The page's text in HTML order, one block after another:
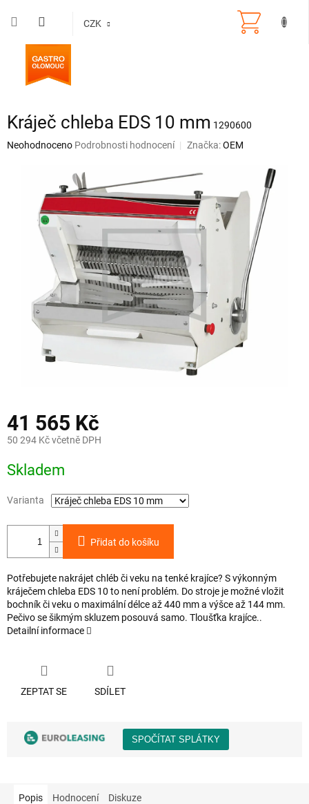
CZK
Kráječ chleba EDS 10 mm 1290600
Průměrné
hvězdiček.
Neohodnoceno Podrobnosti hodnocení Značka:OEM
41 565 Kč
50 294 Kč včetně DPH
cena:
Skladem
Varianta
Přidat do košíku
Potřebujete nakrájet chléb či veku na tenké krajíce? S výkonným
kráječem chleba EDS 10 to není problém. Do stroje je možné vložit
bochník či veku o maximální délce až 440 mm a výšce až 144 mm.
Pečivo se šikmým skluzem posouvá samo. Tloušťka krajíce..
Detailní informace
ZEPTAT SE SDÍLET
Popis Hodnocení Diskuze